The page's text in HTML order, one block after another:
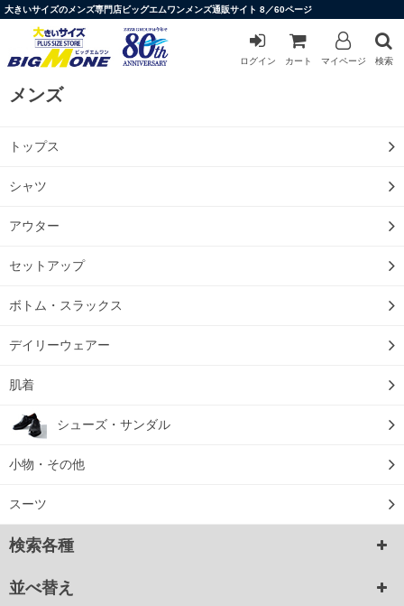
大きいサイズのメンズ専門店ビッグエムワンメンズ通販サイト 8／60ページ
ログイン カート マイページ 検索
メンズ
トップス
シャツ
アウター
セットアップ
ボトム・スラックス
デイリーウェアー
肌着
シューズ・サンダル
小物・その他
スーツ
検索各種
並べ替え